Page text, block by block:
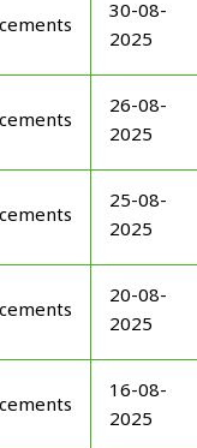
30-08-
2025
26-08-
2025
25-08-
2025
20-08-
2025
16-08-
2025